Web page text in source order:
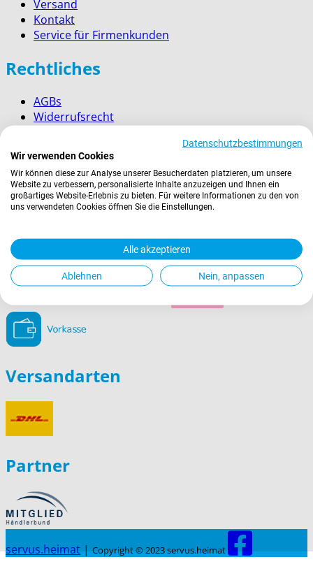
Versand
Kontakt
Service für Firmenkunden
Rechtliches
AGBs
Widerrufsrecht
Newsletter abonnieren
E-
Adresse
Zahlungsarten
Versandarten
Partner
servus.heimat | Copyright © 2023 servus.heimat
Datenschutzbestimmungen
Wir verwenden Cookies
Wir können diese zur Analyse unserer Besucherdaten platzieren, um unsere
Website zu verbessern, personalisierte Inhalte anzuzeigen und Ihnen ein
großartiges Website-Erlebnis zu bieten. Für weitere Informationen zu den von
uns verwendeten Cookies öffnen Sie die Einstellungen.
Alle akzeptieren
Ablehnen Nein, anpassen